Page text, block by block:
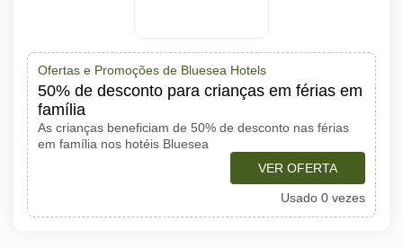
Ofertas e Promoções de Bluesea Hotels
50% de desconto para crianças em férias em
família
As crianças beneficiam de 50% de desconto nas férias
em família nos hotéis Bluesea
VER OFERTA
Usado 0 vezes